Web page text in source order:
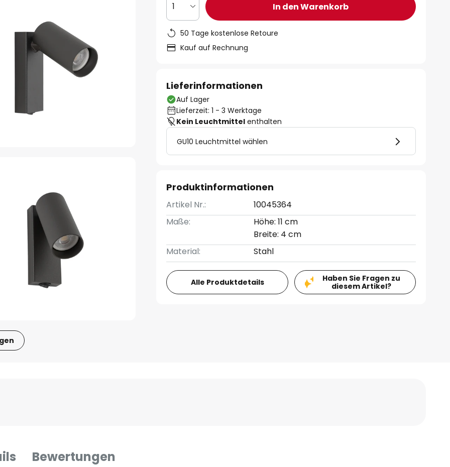
1 In den Warenkorb
50 Tage kostenlose Retoure
Kauf auf Rechnung
Lieferinformationen
Auf Lager
Lieferzeit: 1 - 3 Werktage
Kein Leuchtmittel enthalten
GU10 Leuchtmittel wählen
Produktinformationen
Artikel Nr.:
10045364
Maße:
Höhe: 11 cm
Breite: 4 cm
Material:
Stahl
Alle Produktdetails
Haben Sie Fragen zu
diesem Artikel?
Bewertungen